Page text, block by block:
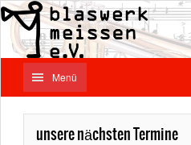
Menü
unsere nächsten Termine